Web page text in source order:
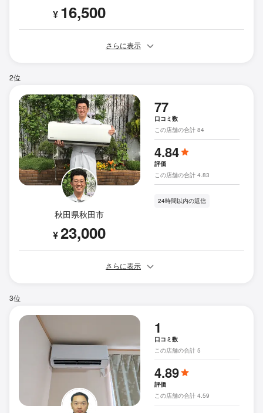
¥ 16,500
さらに表示
2位
秋田県秋田市
¥23,000
77
口コミ数
この店舗の合計 84
4.84
評価
この店舗の合計 4.83
24時間以内の返信
さらに表示
3位
1
口コミ数
この店舗の合計 5
4.89
評価
この店舗の合計 4.59